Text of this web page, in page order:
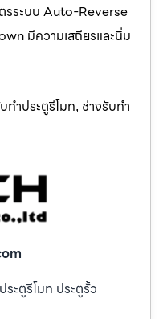
รระบบ Auto-Reverse
มีความเสถียรและนิ่ม
ทำประตูรีโมท, ช่างรับทำ
ะตูรีโมท ประตูรั้ว